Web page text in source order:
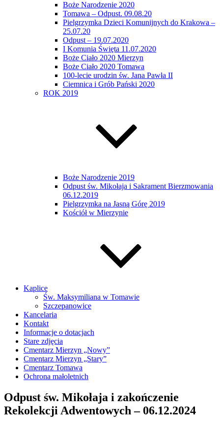
Boże Narodzenie 2020
Tomawa – Odpust. 09.08.20
Pielgrzymka Dzieci Komunijnych do Krakowa –
25.07.20
Odpust – 19.07.2020
I Komunia Święta 11.07.2020
Boże Ciało 2020 Mierzyn
Boże Ciało 2020 Tomawa
100-lecie urodzin św. Jana Pawła II
Ciemnica i Grób Pański 2020
ROK 2019
Boże Narodzenie 2019
Odpust św. Mikołaja i Sakrament Bierzmowania
06.12.2019
Pielgrzymka na Jasną Górę 2019
Kościół w Mierzynie
Kaplice
Św. Maksymiliana w Tomawie
Szczepanowice
Kancelaria
Kontakt
Informacje o dotacjach
Stare zdjęcia
Cmentarz Mierzyn „Nowy”
Cmentarz Mierzyn „Stary”
Cmentarz Tomawa
Ochrona małoletnich
Odpust św. Mikołaja i zakończenie
Rekolekcji Adwentowych – 06.12.2024